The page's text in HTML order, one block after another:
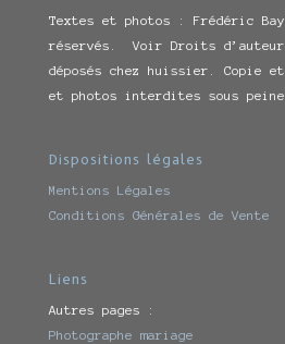
Textes et photos : Frédéric
réservés. Voir Droits
déposés chez huissier. Copie
et photos interdites sous
Dispositions légales
Mentions Légales
Conditions Générales de Vente
Liens
Autres pages :
Photographe mariage